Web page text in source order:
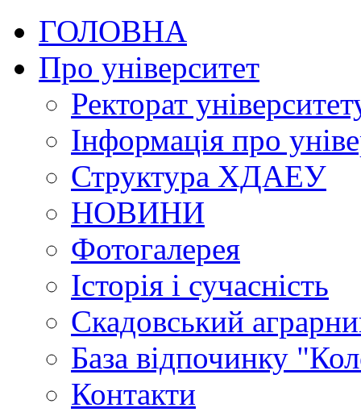
ГОЛОВНА
Про університет
Ректорат
Інформація про
Структура ХДАЕУ
НОВИНИ
Фотогалерея
Історія і сучасність
Скадовський
База відпочинку
Контакти